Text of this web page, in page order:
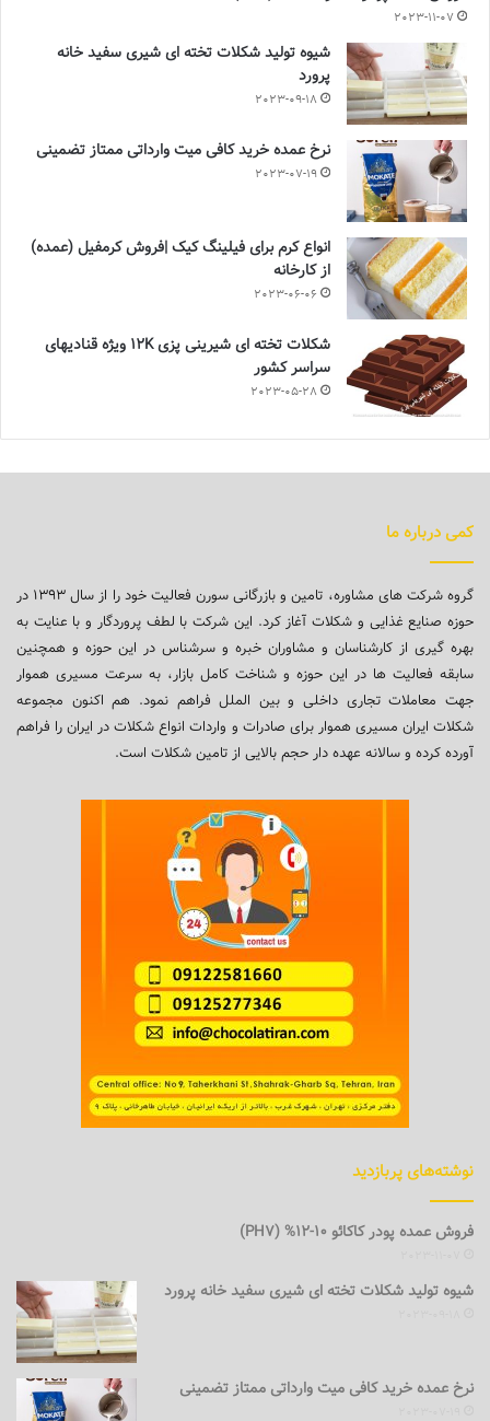
2023-11-07
شیوه تولید شکلات تخته ای شیری سفید خانه
پرورد
2023-09-18
نرخ عمده خرید کافی میت وارداتی ممتاز تضمینی
2023-07-19
انواع کرم برای فیلینگ کیک |فروش کرمفیل (عمده)
از کارخانه
2023-06-06
شکلات تخته ای شیرینی پزی 12K ویژه قنادیهای
سراسر کشور
2023-05-28
کمی درباره ما
گروه شرکت های مشاوره، تامین و بازرگانی سورن فعالیت خود را از سال ۱۳۹۳ در
حوزه صنایع غذایی و شکلات آغاز کرد. این شرکت با لطف پروردگار و با عنایت به
بهره گیری از کارشناسان و مشاوران خبره و سرشناس در این حوزه و همچنین
سابقه فعالیت ها در این حوزه و شناخت کامل بازار، به سرعت مسیری هموار
جهت معاملات تجاری داخلی و بین الملل فراهم نمود. هم اکنون مجموعه
شکلات ایران مسیری هموار برای صادرات و واردات انواع شکلات در ایران را فراهم
آورده کرده و سالانه عهده دار حجم بالایی از تامین شکلات است.
نوشته‌های پربازدید
فروش عمده پودر کاکائو 10-12% (PH7)
شیوه تولید شکلات تخته ای شیری سفید خانه پرورد
نرخ عمده خرید کافی میت وارداتی ممتاز تضمینی